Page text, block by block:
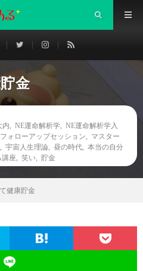
金
内 NE運命解析学
NE運命解析学入
フォローアップセッション
マスター
宇宙人生理論 昼の時代
本当の自分
講座 笑い 貯金
健康貯金